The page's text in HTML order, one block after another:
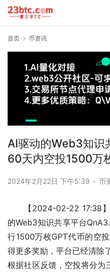
首页 币资讯
AI驱动的Web3知识
60天内空投1500万
2024年2月22日 下午5:39 • 币
【2024-02-22 17:38
的Web3知识共享平台
行1500万枚GPT代币的空
得更多奖励，平台已经清除
根据社区反馈，空投将分为